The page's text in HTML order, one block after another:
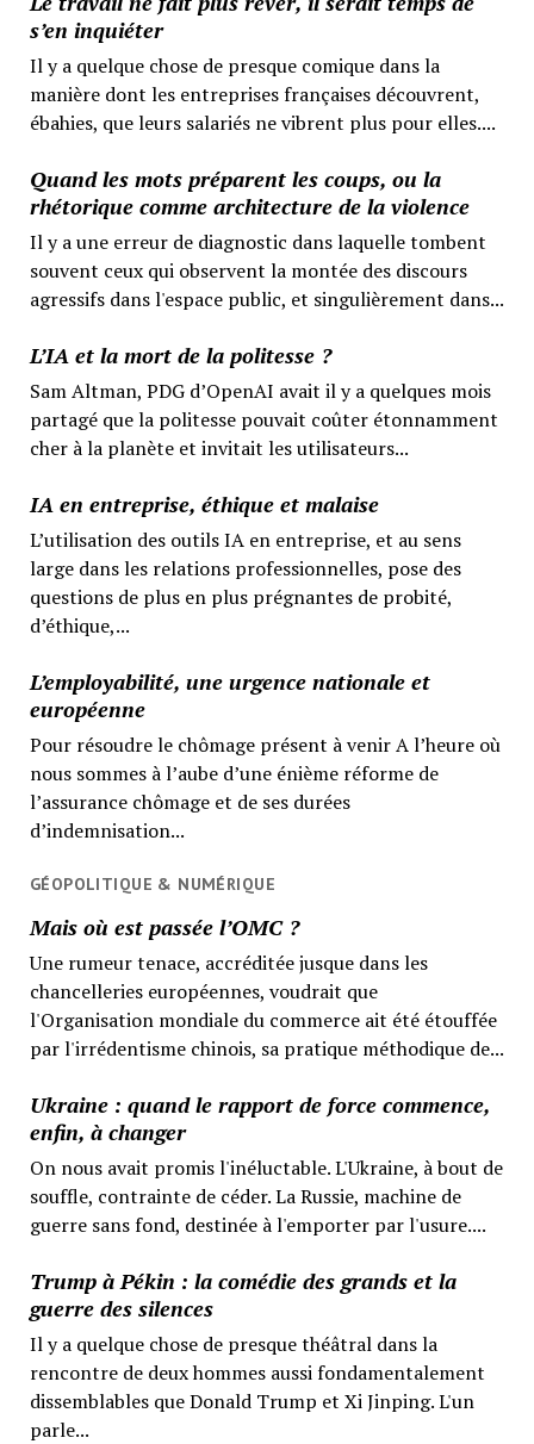
s’en inquiéter
Il y a quelque chose de presque comique dans la
manière dont les entreprises françaises découvrent,
ébahies, que leurs salariés ne vibrent plus pour elles....
Quand les mots préparent les coups, ou la
rhétorique comme architecture de la violence
Il y a une erreur de diagnostic dans laquelle tombent
souvent ceux qui observent la montée des discours
agressifs dans l'espace public, et singulièrement dans...
L’IA et la mort de la politesse ?
Sam Altman, PDG d’OpenAI avait il y a quelques mois
partagé que la politesse pouvait coûter étonnamment
cher à la planète et invitait les utilisateurs...
IA en entreprise, éthique et malaise
L’utilisation des outils IA en entreprise, et au sens
large dans les relations professionnelles, pose des
questions de plus en plus prégnantes de probité,
d’éthique,...
L’employabilité, une urgence nationale et
européenne
Pour résoudre le chômage présent à venir A l’heure où
nous sommes à l’aube d’une énième réforme de
l’assurance chômage et de ses durées
d’indemnisation...
GÉOPOLITIQUE & NUMÉRIQUE
Mais où est passée l’OMC ?
Une rumeur tenace, accréditée jusque dans les
chancelleries européennes, voudrait que
l'Organisation mondiale du commerce ait été étouffée
par l'irrédentisme chinois, sa pratique méthodique de...
Ukraine : quand le rapport de force commence,
enfin, à changer
On nous avait promis l'inéluctable. L'Ukraine, à bout de
souffle, contrainte de céder. La Russie, machine de
guerre sans fond, destinée à l'emporter par l'usure....
Trump à Pékin : la comédie des grands et la
guerre des silences
Il y a quelque chose de presque théâtral dans la
rencontre de deux hommes aussi fondamentalement
dissemblables que Donald Trump et Xi Jinping. L'un
parle...